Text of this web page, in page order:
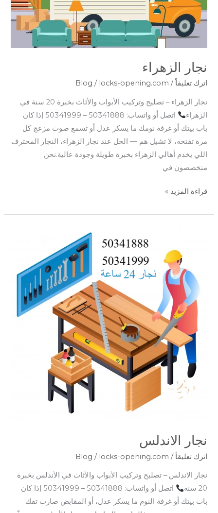
نجار الزهراء
اترك تعليقاً /
Blog / locks-opening.com
نجار الزهراء – تصليح وتركيب الأبواب والأثاث بخبرة 20 سنة في
الزهراء
اتصل أو واتساب: 50341888 – 50341999 إذا كان
باب بيتك أو غرفة نومك ما يسكر عدل أو تسمع صوت مزعج كل
مرة تفتحه، لا تشيل هم — الحل عند نجار الزهراء، النجار المحترف
اللي يخدم أهالي الزهراء بخبرة طويلة وجودة عالية.نحن
متخصصون في
قراءة المزيد »
نجار الاندلس
اترك تعليقاً /
Blog / locks-opening.com
نجار الاندلس – تصليح وتركيب الأبواب والأثاث في الأندلس بخبرة
20 سنة
اتصل أو واتساب: 50341888 – 50341999 إذا كان
باب بيتك أو غرفة النوم ما يسكر عدل، أو المقابض صارت تفك